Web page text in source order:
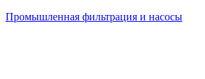
Промышленная фильтрация и насосы